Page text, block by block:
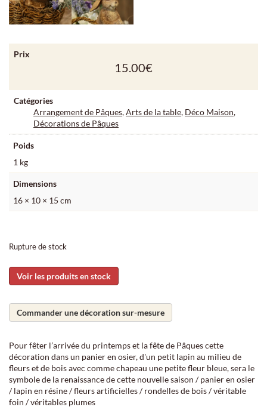
Prix
15.00€
Catégories
Arrangement de Pâques,Arts de la table, Déco Maison,
Décorations de Pâques
Poids
1 kg
Dimensions
16 × 10 × 15 cm
Rupture de stock
Voir les produits en stock
Commander une décoration sur-mesure
Pour fêter l’arrivée du printemps et la fête de Pâques cette
décoration dans un panier en osier, d'un petit lapin au milieu de
fleurs et de bois avec comme chapeau une petite fleur bleue, sera le
symbole de la renaissance de cette nouvelle saison / panier en osier
/ lapin en résine / fleurs artificielles / rondelles de bois / véritable
foin / véritables plumes